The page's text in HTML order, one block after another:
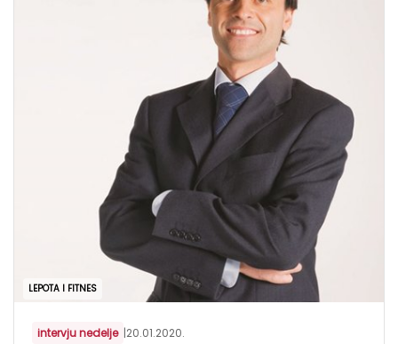
LEPOTA I FITNES
intervju nedelje |20.01.2020.